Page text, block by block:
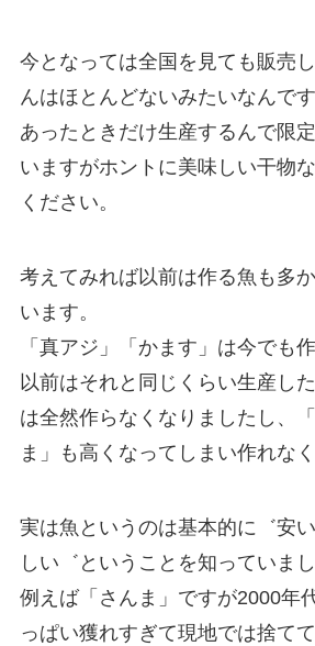
今となっては全国を見ても販売
んはほとんどないみたいなんで
あったときだけ生産するんで限
いますがホントに美味しい干物
ください。
考えてみれば以前は作る魚も多
います。
「真アジ」「かます」は今でも
以前はそれと同じくらい生産し
は全然作らなくなりましたし、
ま」も高くなってしまい作れな
実は魚というのは基本的に゛安
しい゛ということを知っていま
例えば「さんま」ですが2000年
っぱい獲れすぎて現地では捨て